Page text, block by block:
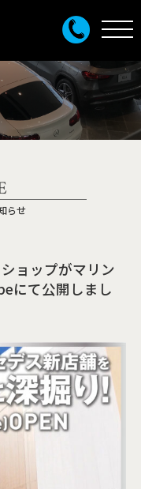
らせ
ョップがマリン
にて公開しまし